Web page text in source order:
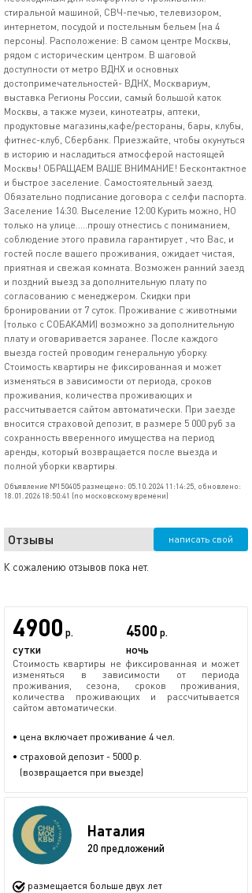
стиральной машиной, СВЧ-печью, телевизором,
интернетом, посудой и постельным бельем (на 4
персоны). Расположение: В самом центре Москвы,
рядом с историческим центром. В шаговой
доступности от метро ВДНХ и основных
достопримечательностей- ВДНХ, Москвариум,
выставка Регионы России, самый большой каток
Москвы, а также музеи, кинотеатры, аптеки,
продуктовые магазины,кафe/peстоpaны, баpы, клубы,
фитнес-клуб, Сбербанк. Приезжайте, чтобы окунуться
в историю и насладиться атмосферой настоящей
Москвы! ОБРАЩАЕМ ВАШЕ ВНИМАНИЕ! Бесконтактное
и быстрое заселение. Самостоятельный заезд.
Обязательно подписание договора с селфи паспорта.
Заселение 14:30. Выселение 12:00 Курить можно, НО
только на улице.....прошу отнестись с пониманием,
соблюдение этого правила гарантирует , что Вас, и
гостей после вашего проживания, ожидает чистая,
приятная и свежая комната. Возможен ранний заезд
и поздний выезд за дополнительную плату по
согласованию с менеджером. Скидки при
бронировании от 7 суток. Проживание с животными
(только с СОБАКАМИ) возможно за дополнительную
плату и оговаривается заранее. После каждого
выезда гостей проводим генеральную уборку.
Стоимость квартиры не фиксированная и может
изменяться в зависимости от периода, сроков
проживания, количества проживающих и
рассчитывается сайтом автоматически. При заезде
вносится страховой депозит, в размере 5 000 руб за
сохранность вверенного имущества на период
аренды, который возвращается после выезда и
полной уборки квартиры.
Объявление №150405 размещено: 05.10.2024 11:14:25, обновлено:
18.01.2026 18:50:41 (по московскому времени)
Отзывы написать свой
К сожалению отзывов пока нет.
4900 р.
сутки
4500 р.
ночь
Стоимость квартиры не фиксированная и может
изменяться в зависимости от периода
проживания, сезона, сроков проживания,
количества проживающих и рассчитывается
сайтом автоматически.
• цена включает проживание 4 чел.
• страховой депозит - 5000 р.
(возвращается при выезде)
Наталия
20 предложений
размещается больше двух лет